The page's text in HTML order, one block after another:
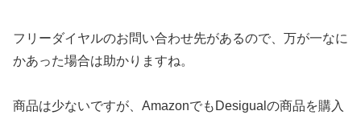
フリーダイヤルのお問い合わせ先があるので、万が一なに
かあった場合は助かりますね。
商品は少ないですが、AmazonでもDesigualの商品を購入